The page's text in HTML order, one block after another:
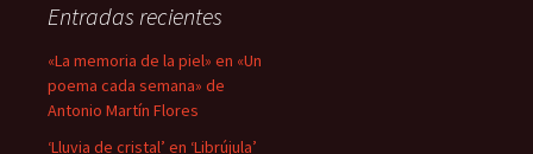
Entradas recientes
«La memoria de la piel» en «Un
poema cada semana» de
Antonio Martín Flores
‘Lluvia de cristal’ en ‘Librújula’